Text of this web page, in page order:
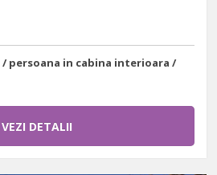
/ persoana in cabina interioara /
VEZI DETALII